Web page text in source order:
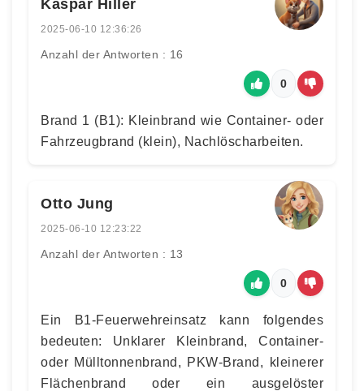
Kaspar Hiller
2025-06-10 12:36:26
Anzahl der Antworten : 16
0
Brand 1 (B1): Kleinbrand wie Container- oder
Fahrzeugbrand (klein), Nachlöscharbeiten.
Otto Jung
2025-06-10 12:23:22
Anzahl der Antworten : 13
0
Ein B1-Feuerwehreinsatz kann folgendes
bedeuten: Unklarer Kleinbrand, Container-
oder Mülltonnenbrand, PKW-Brand, kleinerer
Flächenbrand oder ein ausgelöster